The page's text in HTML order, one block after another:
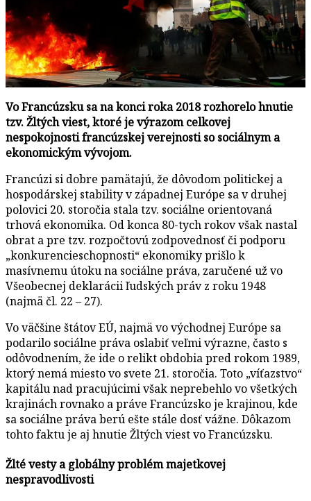
Vo Francúzsku sa na konci roka 2018 rozhorelo hnutie
tzv. Žltých viest, ktoré je výrazom celkovej
nespokojnosti francúzskej verejnosti so sociálnym a
ekonomickým vývojom.
Francúzi si dobre pamätajú, že dôvodom politickej a
hospodárskej stability v západnej Európe sa v druhej
polovici 20. storočia stala tzv. sociálne orientovaná
trhová ekonomika. Od konca 80-tych rokov však nastal
obrat a pre tzv. rozpočtovú zodpovednosť či podporu
„konkurencieschopnosti“ ekonomiky prišlo k
masívnemu útoku na sociálne práva, zaručené už vo
Všeobecnej deklarácii ľudských práv z roku 1948
(najmä čl. 22 – 27).
Vo väčšine štátov EÚ, najmä vo východnej Európe sa
podarilo sociálne práva oslabiť veľmi výrazne, často s
odôvodnením, že ide o relikt obdobia pred rokom 1989,
ktorý nemá miesto vo svete 21. storočia. Toto „víťazstvo“
kapitálu nad pracujúcimi však neprebehlo vo všetkých
krajinách rovnako a práve Francúzsko je krajinou, kde
sa sociálne práva berú ešte stále dosť vážne. Dôkazom
tohto faktu je aj hnutie Žltých viest vo Francúzsku.
Žlté vesty a globálny problém majetkovej
nespravodlivosti